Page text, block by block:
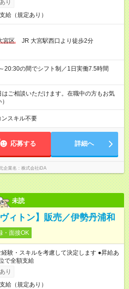
り
給（規定あり）
宮区
JR 大宮駅西口より徒歩2分
はご相談いただけます。在職中の方もお気
ンスキル不要
応募する 詳細へ
企業名 株式会社iDA
未読
ィトン】販売／伊勢丹浦和
・面接OK
・スキルを考慮して決定します ●昇給あ
で全額支給
り
給（規定あり）